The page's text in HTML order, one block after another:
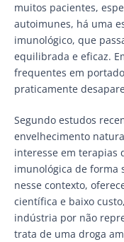
muitos pacientes,
autoimunes, há uma
imunológico, que
equilibrada e eficaz.
frequentes em
praticamente
Segundo estudos
envelhecimento
interesse em terapias
imunológica de forma
nesse contexto,
científica e baixo
indústria por não
trata de uma droga